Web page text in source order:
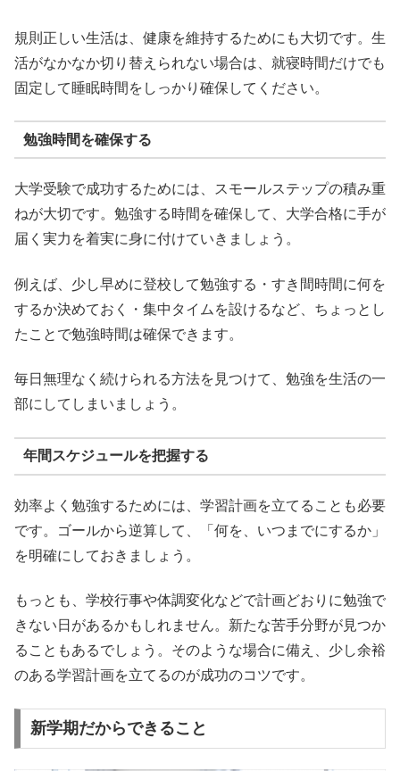
規則正しい生活は、健康を維持するためにも大切です。生
活がなかなか切り替えられない場合は、就寝時間だけでも
固定して睡眠時間をしっかり確保してください。
勉強時間を確保する
大学受験で成功するためには、スモールステップの積み重
ねが大切です。勉強する時間を確保して、大学合格に手が
届く実力を着実に身に付けていきましょう。
例えば、少し早めに登校して勉強する・すき間時間に何を
するか決めておく・集中タイムを設けるなど、ちょっとし
たことで勉強時間は確保できます。
毎日無理なく続けられる方法を見つけて、勉強を生活の一
部にしてしまいましょう。
年間スケジュールを把握する
効率よく勉強するためには、学習計画を立てることも必要
です。ゴールから逆算して、「何を、いつまでにするか」
を明確にしておきましょう。
もっとも、学校行事や体調変化などで計画どおりに勉強で
きない日があるかもしれません。新たな苦手分野が見つか
ることもあるでしょう。そのような場合に備え、少し余裕
のある学習計画を立てるのが成功のコツです。
新学期だからできること